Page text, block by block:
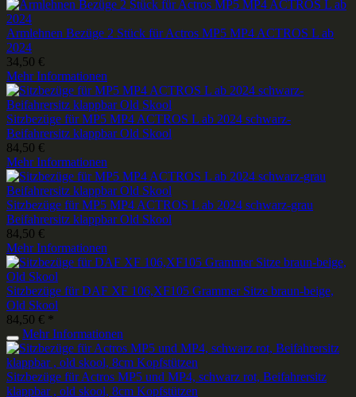
Armlehnen Bezüge 2 Stück für Actros MP5 MP4 ACTROS L ab
2024
34,50 €
Mehr Informationen
Sitzbezüge für MP5 MP4 ACTROS L ab 2024 schwarz-
Beifahrersitz klappbar Old Skool
84,50 €
Mehr Informationen
Sitzbezüge für MP5 MP4 ACTROS L ab 2024 schwarz-grau
Beifahrersitz klappbar Old Skool
84,50 €
Mehr Informationen
Sitzbezüge für DAF XF 106,XF105 Grammer Sitze braun-beige,
Old Skool
84,50 € *
Mehr Informationen
Sitzbezüge für Actros MP5 und MP4, schwarz rot, Beifahrersitz
klappbar , old skool, 8cm Kopfstützen